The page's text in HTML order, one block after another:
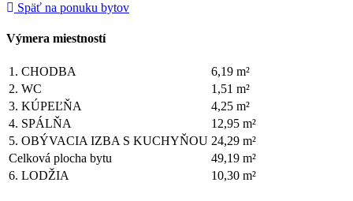
Späť na ponuku bytov
Výmera miestností
1. CHODBA
6,19 m²
2. WC
1,51 m²
3. KÚPEĽŇA
4,25 m²
4. SPÁLŇA
12,95 m²
5. OBÝVACIA IZBA S KUCHYŇOU 24,29 m²
Celková plocha bytu
49,19 m²
6. LODŽIA 10,30 m²